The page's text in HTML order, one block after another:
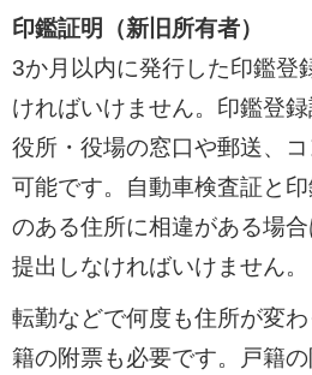
印鑑証明（新旧所有者）
3か月以内に発行した印鑑登
ければいけません。印鑑登
役所・役場の窓口や郵送、
可能です。自動車検査証と
のある住所に相違がある場
提出しなければいけません。
転勤などで何度も住所が変
籍の附票も必要です。戸籍